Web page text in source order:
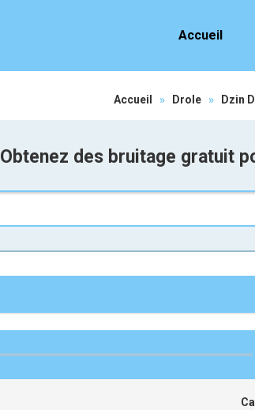
Accueil
Accueil » Drole » Dzin
Obtenez des bruitage gratuit